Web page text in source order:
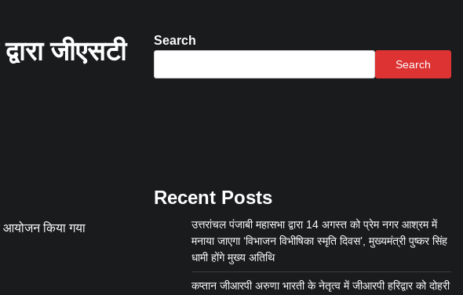
जीएसटी
आयोजन किया गया
Search
Search
Recent Posts
उत्तरांचल पंजाबी महासभा द्वारा 14 अगस्त को प्रेम नगर आश्रम में
मनाया जाएगा ‘विभाजन विभीषिका स्मृति दिवस’, मुख्यमंत्री पुष्कर सिंह
धामी होंगे मुख्य अतिथि
कप्तान जीआरपी अरुणा भारती के नेतृत्व में जीआरपी हरिद्वार को दोहरी